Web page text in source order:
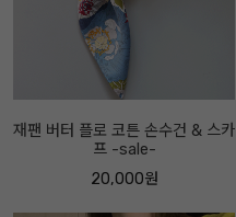
재팬 버터 플로 코튼 손수건 & 스카
프 -sale-
20,000원